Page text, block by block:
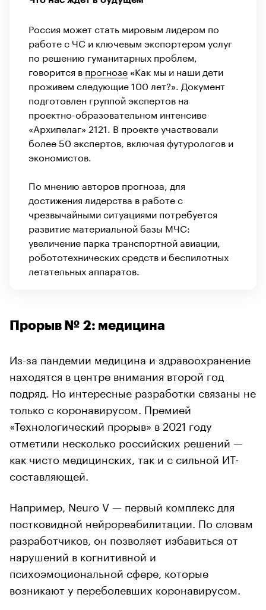
Россия может стать мировым лидером по
работе с ЧС и ключевым экспортером услуг
по решению гуманитарных проблем,
говорится в прогнозе «Как мы и наши дети
проживем следующие 100 лет?». Документ
подготовлен группой экспертов на
проектно-образовательном интенсиве
«Архипелаг» 2121. В проекте участвовали
более 50 экспертов, включая футурологов и
экономистов.
По мнению авторов прогноза, для
достижения лидерства в работе с
чрезвычайными ситуациями потребуется
развитие материальной базы МЧС:
увеличение парка транспортной авиации,
робототехнических средств и беспилотных
летательных аппаратов.
Прорыв № 2: медицина
Из-за пандемии медицина и здравоохранение
находятся в центре внимания второй год
подряд. Но интересные разработки связаны не
только с коронавирусом. Премией
«Технологический прорыв» в 2021 году
отметили несколько российских решений —
как чисто медицинских, так и с сильной ИТ-
составляющей.
Например, Neuro V — первый комплекс для
постковидной нейрореабилитации. По словам
разработчиков, он позволяет избавиться от
нарушений в когнитивной и
психоэмоциональной сфере, которые
возникают у переболевших коронавирусом.